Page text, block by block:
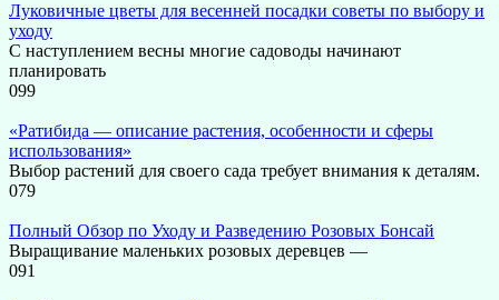
Луковичные цветы для весенней посадки советы по выбору и
уходу
С наступлением весны многие садоводы начинают
планировать
099
«Ратибида — описание растения, особенности и сферы
использования»
Выбор растений для своего сада требует внимания к деталям.
079
Полный Обзор по Уходу и Разведению Розовых Бонсай
Выращивание маленьких розовых деревцев —
091